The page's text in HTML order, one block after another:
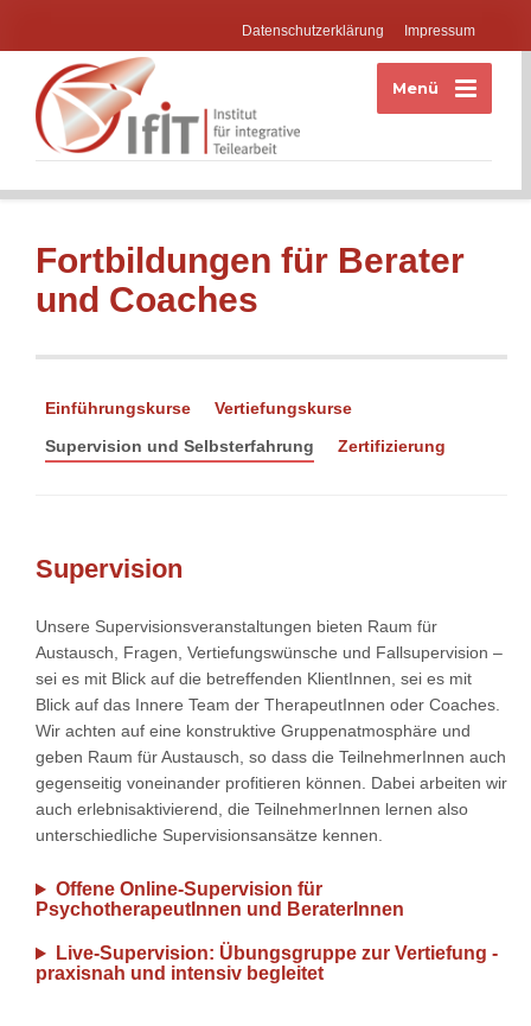
Datenschutzerklärung Impressum
Menü
Fortbildungen für Berater
und Coaches
Einführungskurse
Vertiefungskurse
Supervision und Selbsterfahrung
Zertifizierung
Supervision
Unsere Supervisionsveranstaltungen bieten Raum für
Austausch, Fragen, Vertiefungswünsche und Fallsupervision –
sei es mit Blick auf die betreffenden KlientInnen, sei es mit
Blick auf das Innere Team der TherapeutInnen oder Coaches.
Wir achten auf eine konstruktive Gruppenatmosphäre und
geben Raum für Austausch, so dass die TeilnehmerInnen auch
gegenseitig voneinander profitieren können. Dabei arbeiten wir
auch erlebnisaktivierend, die TeilnehmerInnen lernen also
unterschiedliche Supervisionsansätze kennen.
Offene Online-Supervision für
PsychotherapeutInnen und BeraterInnen
Live-Supervision: Übungsgruppe zur Vertiefung -
praxisnah und intensiv begleitet